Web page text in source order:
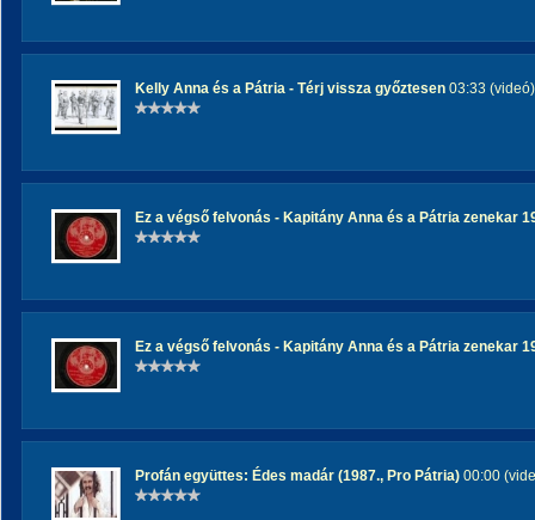
Kelly Anna és a Pátria - Térj vissza győztesen 03:33 (videó)
Ez a végső felvonás - Kapitány Anna és a Pátria zenekar
Ez a végső felvonás - Kapitány Anna és a Pátria zenekar
Profán együttes: Édes madár (1987., Pro Pátria) 00:00